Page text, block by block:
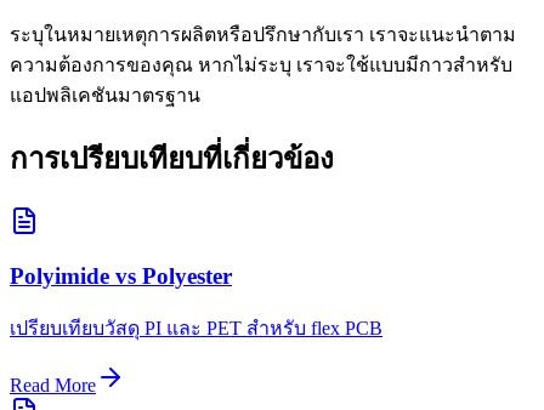
ระบุในหมายเหตุการผลิตหรือปรึกษากับเรา เราจะแนะนำตาม
ความต้องการของคุณ หากไม่ระบุ เราจะใช้แบบมีกาวสำหรับ
แอปพลิเคชันมาตรฐาน
การเปรียบเทียบที่เกี่ยวข้อง
Polyimide vs Polyester
เปรียบเทียบวัสดุ PI และ PET สำหรับ flex PCB
Read More